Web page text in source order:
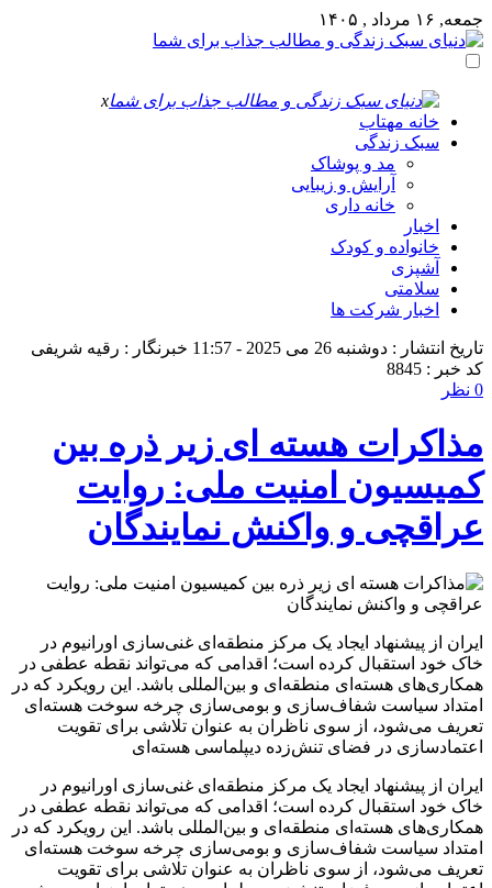
جمعه, ۱۶ مرداد , ۱۴۰۵
x
خانه مهتاب
سبک زندگی
مد و پوشاک
آرایش و زیبایی
خانه داری
اخبار
خانواده و کودک
آشپزی
سلامتی
اخبار شرکت ها
تاریخ انتشار : دوشنبه 26 می 2025 - 11:57
خبرنگار : رقیه شریفی
کد خبر : 8845
0 نظر
مذاکرات هسته ای زیر ذره بین
کمیسیون امنیت ملی: روایت
عراقچی و واکنش نمایندگان
ایران از پیشنهاد ایجاد یک مرکز منطقه‌ای غنی‌سازی اورانیوم در
خاک خود استقبال کرده است؛ اقدامی که می‌تواند نقطه عطفی در
همکاری‌های هسته‌ای منطقه‌ای و بین‌المللی باشد. این رویکرد که در
امتداد سیاست شفاف‌سازی و بومی‌سازی چرخه سوخت هسته‌ای
تعریف می‌شود، از سوی ناظران به عنوان تلاشی برای تقویت
اعتمادسازی در فضای تنش‌زده دیپلماسی هسته‌ای
ایران از پیشنهاد ایجاد یک مرکز منطقه‌ای غنی‌سازی اورانیوم در
خاک خود استقبال کرده است؛ اقدامی که می‌تواند نقطه عطفی در
همکاری‌های هسته‌ای منطقه‌ای و بین‌المللی باشد. این رویکرد که در
امتداد سیاست شفاف‌سازی و بومی‌سازی چرخه سوخت هسته‌ای
تعریف می‌شود، از سوی ناظران به عنوان تلاشی برای تقویت